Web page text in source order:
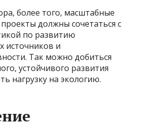
более того, масштабные
должны сочетаться с
по развитию
источников и
Так можно добиться
устойчивого развития
нагрузку на экологию.